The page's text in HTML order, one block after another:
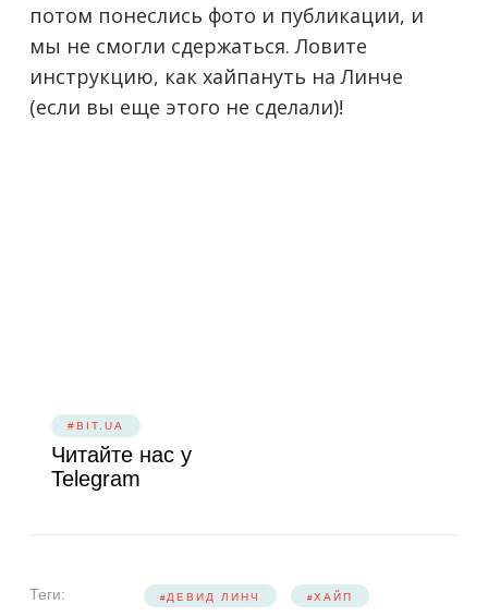
потом понеслись фото и публикации, и
мы не смогли сдержаться. Ловите
инструкцию, как хайпануть на Линче
(если вы еще этого не сделали)!
#BIT.UA
Читайте нас у
Telegram
Теги: ДЕВИД ЛИНЧ ХАЙП